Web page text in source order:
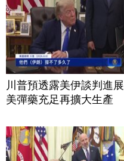
川普預透露美伊談判進展
美彈藥充足再擴大生產